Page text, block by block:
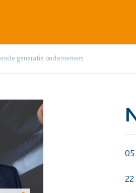
generatie ondernemers
05
22